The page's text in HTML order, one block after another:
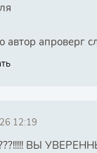
автор апроверг
12:19
ВЫ